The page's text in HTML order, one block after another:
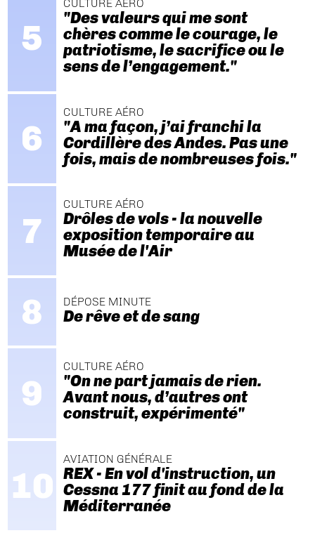
CULTURE AÉRO
"Des valeurs qui me sont
chères comme le courage, le
patriotisme, le sacrifice ou le
sens de l’engagement."
CULTURE AÉRO
"A ma façon, j’ai franchi la
Cordillère des Andes. Pas une
fois, mais de nombreuses fois."
CULTURE AÉRO
Drôles de vols - la nouvelle
exposition temporaire au
Musée de l'Air
DÉPOSE MINUTE
De rêve et de sang
CULTURE AÉRO
"On ne part jamais de rien.
Avant nous, d’autres ont
construit, expérimenté"
AVIATION GÉNÉRALE
REX - En vol d'instruction, un
Cessna 177 finit au fond de la
Méditerranée